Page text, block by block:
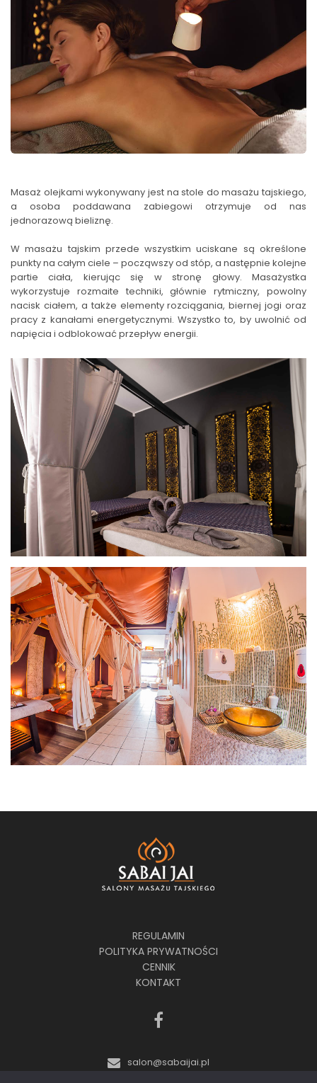
Masaż olejkami wykonywany jest na stole do masażu tajskiego,
a osoba poddawana zabiegowi otrzymuje od nas
jednorazową bieliznę.
W masażu tajskim przede wszystkim uciskane są określone
punkty na całym ciele – począwszy od stóp, a następnie kolejne
partie ciała, kierując się w stronę głowy. Masażystka
wykorzystuje rozmaite techniki, głównie rytmiczny, powolny
nacisk ciałem, a także elementy rozciągania, biernej jogi oraz
pracy z kanałami energetycznymi. Wszystko to, by uwolnić od
napięcia i odblokować przepływ energii.
REGULAMIN
POLITYKA PRYWATNOŚCI
CENNIK
KONTAKT
salon@sabaijai.pl